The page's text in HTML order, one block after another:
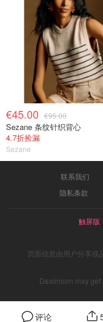
评论
€45.00 €95.00
Sezane 条纹针织背心
4.7折捡漏
Sezane
联系我们
隐私条款
触屏版
页面信息由用户分享或
Dealmoon may